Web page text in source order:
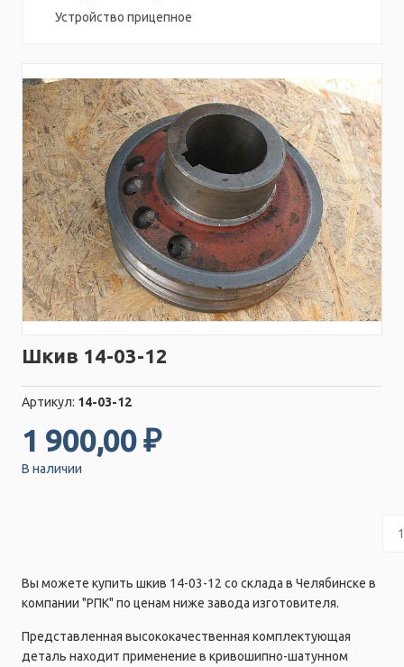
Устройство прицепное
Шкив 14-03-12
Артикул: 14-03-12
1 900,00 ₽
В наличии
Вы можете купить шкив 14-03-12 со склада в Челябинске в
компании "РПК" по ценам ниже завода изготовителя.
Представленная высококачественная комплектующая
деталь находит применение в кривошипно-шатунном